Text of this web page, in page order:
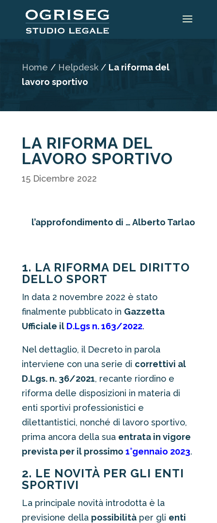
Home / Helpdesk/ La riforma del
lavoro sportivo
LA RIFORMA DEL
LAVORO SPORTIVO
15 Dicembre 2022
l’approfondimento di … Alberto Tarlao
1. LA RIFORMA DEL DIRITTO
DELLO SPORT
In data 2 novembre 2022 è stato
finalmente pubblicato in Gazzetta
Ufficiale il D.Lgs n. 163/2022.
Nel dettaglio, il Decreto in parola
interviene con una serie di correttivi al
D.Lgs. n. 36/2021, recante riordino e
riforma delle disposizioni in materia di
enti sportivi professionistici e
dilettantistici, nonché di lavoro sportivo,
prima ancora della sua entrata in vigore
prevista per il prossimo 1°gennaio 2023.
2. LE NOVITÀ PER GLI ENTI
SPORTIVI
La principale novità introdotta è la
previsione della possibilitàper gli enti